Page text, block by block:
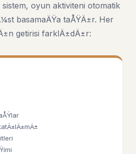
oyun aktiviteni otomatik
basamaÄŸa taÅŸÄ±r. Her
getirisi farklÄ±dÄ±r: